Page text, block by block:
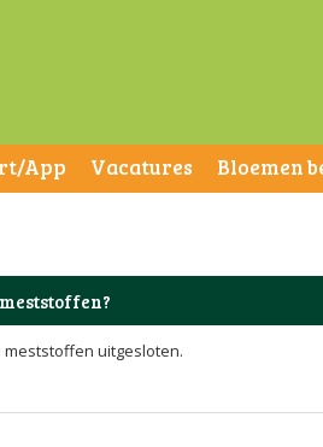
App Vacatures Bloemen
uitgesloten.